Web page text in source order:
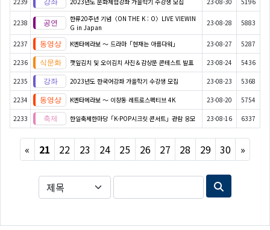
2238
한류20주년 기념〈ON THE K : O〉LIVE VIEWIN
G in Japan
23-08-28 5883
2237 K엔타메라보 ～ 드라마「현재는 아름다워」 23-08-27 5287
2236 깻잎김치 및 오이김치 사진＆감상문 콘테스트 발표 23-08-24 5436
2235 2023년도 한국어강좌 가을학기 수강생 모집 23-08-23 5368
2234 K엔타메라보 ～ 이창동 레트로스펙티브 4K 23-08-20 5754
2233 한일축제한마당「K-POP시크릿 콘서트」관람 응모 23-08-16 6337
« Previous
21 22 23 24 25 26 27 28 29 30 »Next